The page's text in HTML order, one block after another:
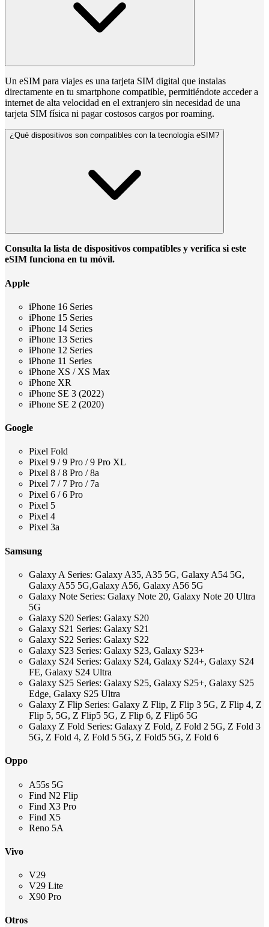
Un eSIM para viajes es una tarjeta SIM digital que instalas
directamente en tu smartphone compatible, permitiéndote acceder a
internet de alta velocidad en el extranjero sin necesidad de una
tarjeta SIM física ni pagar costosos cargos por roaming.
¿Qué dispositivos son compatibles con la tecnología eSIM?
Consulta la lista de dispositivos compatibles y verifica si este
eSIM funciona en tu móvil.
Apple
iPhone 16 Series
iPhone 15 Series
iPhone 14 Series
iPhone 13 Series
iPhone 12 Series
iPhone 11 Series
iPhone XS / XS Max
iPhone XR
iPhone SE 3 (2022)
iPhone SE 2 (2020)
Google
Pixel Fold
Pixel 9 / 9 Pro / 9 Pro XL
Pixel 8 / 8 Pro / 8a
Pixel 7 / 7 Pro / 7a
Pixel 6 / 6 Pro
Pixel 5
Pixel 4
Pixel 3a
Samsung
Galaxy A Series: Galaxy A35, A35 5G, Galaxy A54 5G,
Galaxy A55 5G,Galaxy A56, Galaxy A56 5G
Galaxy Note Series: Galaxy Note 20, Galaxy Note 20 Ultra
5G
Galaxy S20 Series: Galaxy S20
Galaxy S21 Series: Galaxy S21
Galaxy S22 Series: Galaxy S22
Galaxy S23 Series: Galaxy S23, Galaxy S23+
Galaxy S24 Series: Galaxy S24, Galaxy S24+, Galaxy S24
FE, Galaxy S24 Ultra
Galaxy S25 Series: Galaxy S25, Galaxy S25+, Galaxy S25
Edge, Galaxy S25 Ultra
Galaxy Z Flip Series: Galaxy Z Flip, Z Flip 3 5G, Z Flip 4, Z
Flip 5, 5G, Z Flip5 5G, Z Flip 6, Z Flip6 5G
Galaxy Z Fold Series: Galaxy Z Fold, Z Fold 2 5G, Z Fold 3
5G, Z Fold 4, Z Fold 5 5G, Z Fold5 5G, Z Fold 6
Oppo
A55s 5G
Find N2 Flip
Find X3 Pro
Find X5
Reno 5A
Vivo
V29
V29 Lite
X90 Pro
Otros